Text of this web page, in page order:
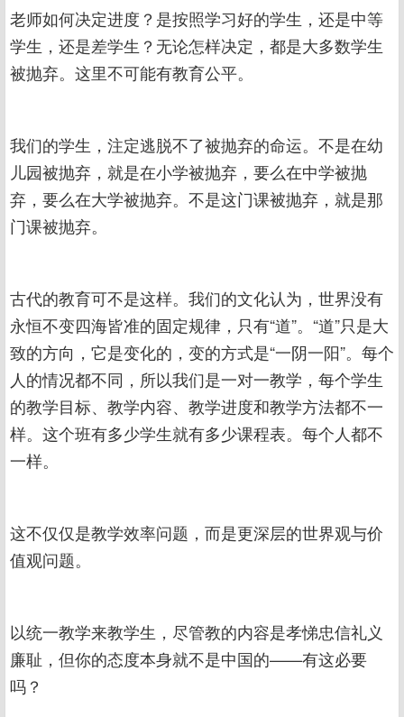
老师如何决定进度？是按照学习好的学生，还是中等
学生，还是差学生？无论怎样决定，都是大多数学生
被抛弃。这里不可能有教育公平。
我们的学生，注定逃脱不了被抛弃的命运。不是在幼
儿园被抛弃，就是在小学被抛弃，要么在中学被抛
弃，要么在大学被抛弃。不是这门课被抛弃，就是那
门课被抛弃。
古代的教育可不是这样。我们的文化认为，世界没有
永恒不变四海皆准的固定规律，只有“道”。“道”只是大
致的方向，它是变化的，变的方式是“一阴一阳”。每个
人的情况都不同，所以我们是一对一教学，每个学生
的教学目标、教学内容、教学进度和教学方法都不一
样。这个班有多少学生就有多少课程表。每个人都不
一样。
这不仅仅是教学效率问题，而是更深层的世界观与价
值观问题。
以统一教学来教学生，尽管教的内容是孝悌忠信礼义
廉耻，但你的态度本身就不是中国的——有这必要
吗？